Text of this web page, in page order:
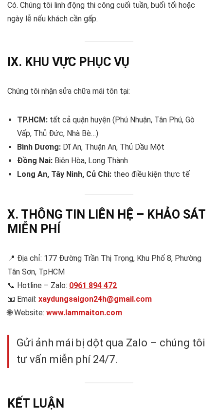
Có. Chúng tôi linh động thi công cuối tuần, buổi tối hoặc
ngày lễ nếu khách cần gấp.
IX. KHU VỰC PHỤC VỤ
Chúng tôi nhận sửa chữa mái tôn tại:
TP.HCM: tất cả quận huyện (Phú Nhuận, Tân Phú, Gò
Vấp, Thủ Đức, Nhà Bè…)
Bình Dương: Dĩ An, Thuận An, Thủ Dầu Một
Đồng Nai: Biên Hòa, Long Thành
Long An, Tây Ninh, Củ Chi: theo điều kiện thực tế
X. THÔNG TIN LIÊN HỆ – KHẢO SÁT
MIỄN PHÍ
📍 Địa chỉ: 177 Đường Trần Thị Trọng, Khu Phố 8, Phường
Tân Sơn, TpHCM
📞 Hotline – Zalo: 0961 894 472
📧 Email: xaydungsaigon24h@gmail.com
🌐 Website: www.lammaiton.com
Gửi ảnh mái bị dột qua Zalo – chúng tôi
tư vấn miễn phí 24/7.
KẾT LUẬN